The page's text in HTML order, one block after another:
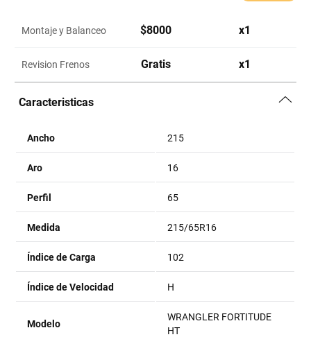
Montaje y Balanceo $8000 x1
Revision Frenos Gratis x1
Caracteristicas
Ancho 215
Aro 16
Perfil 65
Medida 215/65R16
Índice de Carga 102
Índice de Velocidad H
Modelo
WRANGLER FORTITUDE
HT